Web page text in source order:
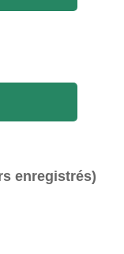
enregistrés)